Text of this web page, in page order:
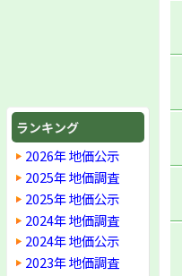
ランキング
2026年 地価公示
2025年 地価調査
2025年 地価公示
2024年 地価調査
2024年 地価公示
2023年 地価調査